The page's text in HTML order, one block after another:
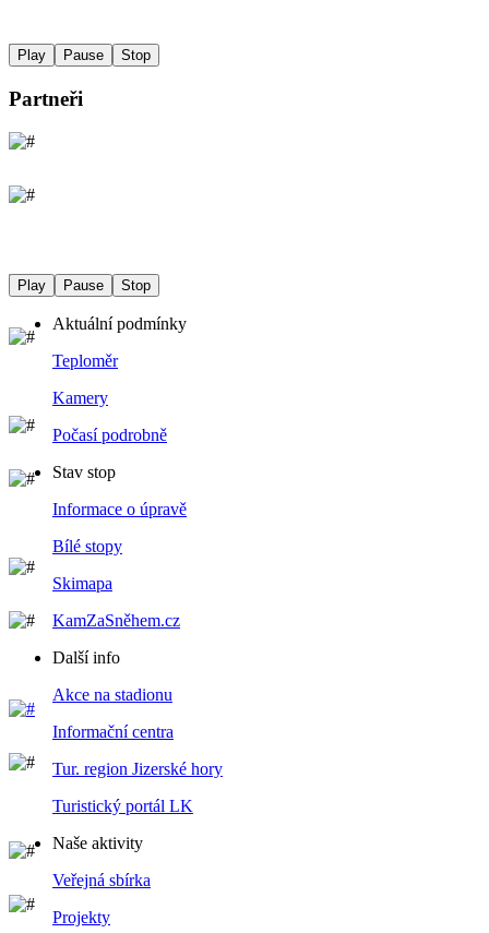
Play Pause Stop
Partneři
Play Pause Stop
Aktuální podmínky
Teploměr
Kamery
Počasí podrobně
Stav stop
Informace o úpravě
Bílé stopy
Skimapa
KamZaSněhem.cz
Další info
Akce na stadionu
Informační centra
Tur. region Jizerské hory
Turistický portál LK
Naše aktivity
Veřejná sbírka
Projekty